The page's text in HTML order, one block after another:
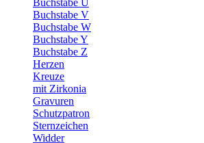
Buchstabe U
Buchstabe V
Buchstabe W
Buchstabe Y
Buchstabe Z
Herzen
Kreuze
mit Zirkonia
Gravuren
Schutzpatron
Sternzeichen
Widder